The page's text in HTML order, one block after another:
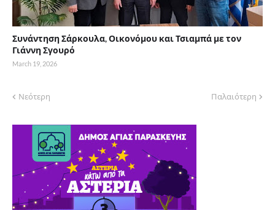
Συνάντηση Σάρκουλα, Οικονόμου και Τσιαμπά με τον
Γιάννη Σγουρό
March 19, 2026
Νεότερη Παλαιότερη